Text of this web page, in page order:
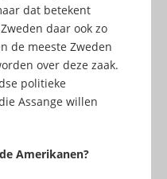
dat betekent
daar ook zo
de meeste Zweden
over deze zaak.
politieke
Assange willen
Amerikanen?